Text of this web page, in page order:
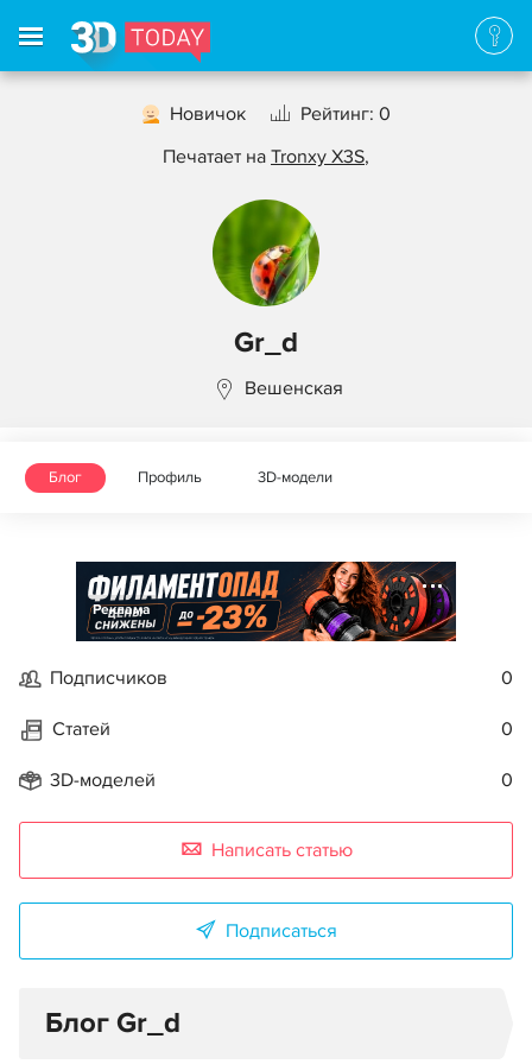
Новичок
Рейтинг: 0
Печатает на Tronxy X3S,
Gr_d
Вешенская
Блог Профиль 3D-модели
Реклама
Подписчиков 0
Статей 0
3D-моделей 0
Написать статью
Подписаться
Блог Gr_d